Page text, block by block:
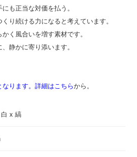
も正当な対価を払う。
り続ける力になると考えています。
く風合いを増す素材です。
静かに寄り添います。
ります。詳細はこちらから。
x 縞